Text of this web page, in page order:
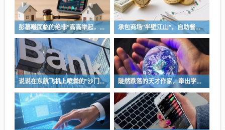
彭慕曦面临的绝非“高高举起，轻轻放下” 承包商场“半壁江山”，自助餐为什么越开越多？
说说在东航飞机上喷粪的“沙门世家” 陡然跌落的天才作家，牵出学界一个惊人的造假联盟